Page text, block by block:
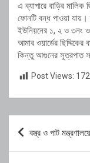
এ ব্যাপারে বাড়ির মালিক
ফোনটি বন্ধ পাওয়া
ইউনিয়নের ১, ২ ও ৩নং
আমার ওয়ার্ডের
কিন্তু আগুনের সূত্রপাত
Post Views: 172
Post
navigation
বস্ত্র ও পাট